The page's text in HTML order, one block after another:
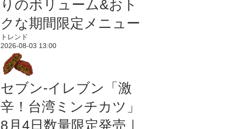
りのボリューム&おト
クな期間限定メニュー
トレンド
2026-08-03 13:00
セブン-イレブン「激
辛！台湾ミンチカツ」
8月4日数量限定発売｜